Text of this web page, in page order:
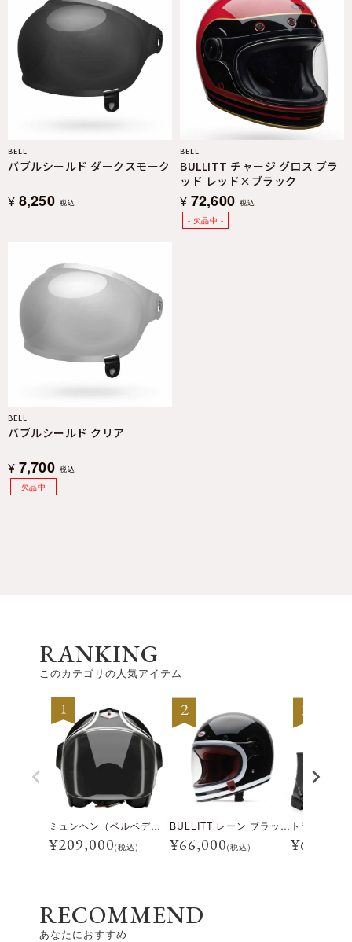
BELL
バブルシールド ダークスモーク
¥ 8,250 税込
BELL
BULLITT チャージ グロス ブラ
ッド レッド×ブラック
¥ 72,600 税込
BELL
バブルシールド クリア
¥ 7,700 税込
RANKING
このカテゴリの人気アイテム
ミュンヘン（ベルベデーレ）
¥209,000(税込)
BULLITT レーン ブラック/ホワイト
¥66,000(税込) ¥69,300
RECOMMEND
あなたにおすすめ